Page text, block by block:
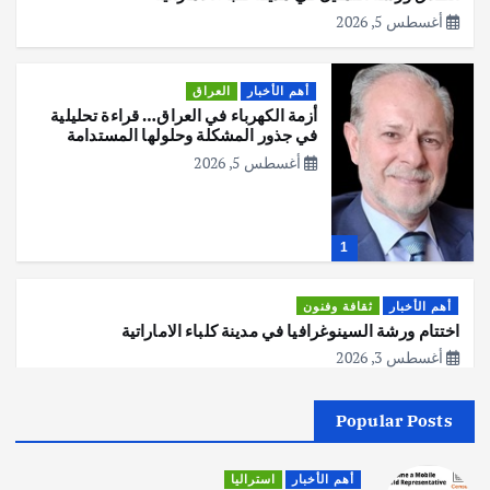
أغسطس 5, 2026
1
أهم الأخبار العراق
أزمة الكهرباء في العراق… قراءة تحليلية
في جذور المشكلة وحلولها المستدامة
أغسطس 5, 2026
أهم الأخبار ثقافة وفنون
اختتام ورشة السينوغرافيا في مدينة كلباء الاماراتية
أغسطس 3, 2026
اصبح بطلاً لأستراليا بلعبة كمال الاجسام
Popular Posts
أهم الأخبار استراليا